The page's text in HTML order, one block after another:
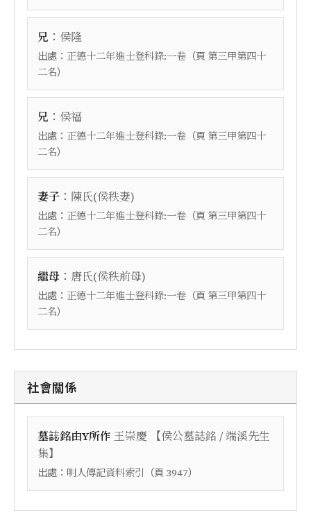
兄 ： 侯隆
出處： 正德十二年進士登科錄:一卷 （頁 第三甲第四十
二名）
兄 ： 侯福
出處： 正德十二年進士登科錄:一卷 （頁 第三甲第四十
二名）
妻子 ： 陳氏(侯秩妻)
出處： 正德十二年進士登科錄:一卷 （頁 第三甲第四十
二名）
繼母 ： 唐氏(侯秩前母)
出處： 正德十二年進士登科錄:一卷 （頁 第三甲第四十
二名）
社會關係
墓誌銘由Y所作 王崇慶 【侯公墓誌銘 / 端溪先生
集】
出處： 明人傳記資料索引 （頁 3947）